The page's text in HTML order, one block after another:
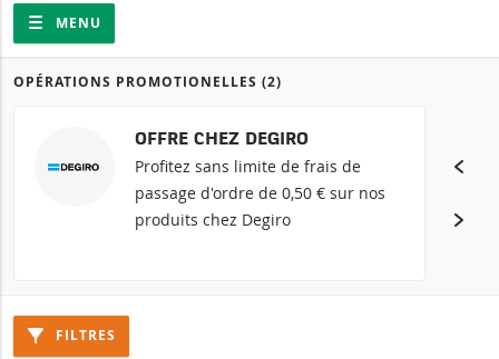
Navigation
Navigation sur le site
MENU
Produits
OPÉRATIONS PROMOTIONELLES (2)
OFFRE CHEZ DEGIRO
Profitez sans limite de frais de
passage d'ordre de 0,50 € sur nos
produits chez Degiro
FILTRES